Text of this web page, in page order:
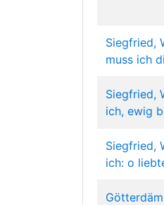
Siegfried,
muss ich
Siegfried,
ich, ewig
Siegfried,
ich: o